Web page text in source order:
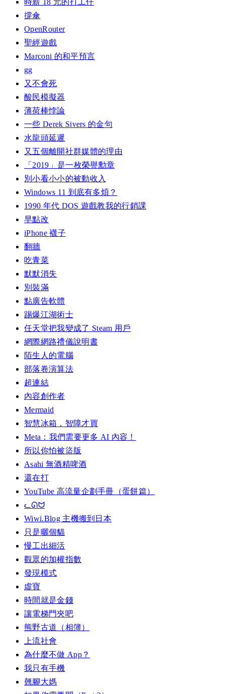
時薪 18 元的打工仔
撐傘
OpenRouter
聖經遊戲
Marconi 的和平預言
gg
又不會死
酸民模擬器
薄荷棒悖論
一些 Derek Sivers 的金句
水龍頭延遲
又五個離開社群媒體的理由
「2019」是一枚榮譽勳章
別小看小小的被動收入
Windows 11 到底有多煩？
1990 年代 DOS 遊戲教我的行銷課
早點改
iPhone 襪子
翻牆
吃青菜
默默消失
別裝滿
點廣告軟體
踢爆江湖術士
任天堂把我變成了 Steam 用戶
網際網路禮儀說明書
陌生人的電腦
部落卷演算法
超連結
內容創作者
Mermaid
智慧冰箱，智障才買
Meta：我們需要更多 AI 內容！
所以你怕被盜版
Asahi 無酒精啤酒
還在打
YouTube 高流量企劃手冊（蛋餅篇）
ᓚᘏᗢ
Wiwi.Blog 主機搬到日本
只是曬個貓
慢工出細活
觀眾的加權指數
發現模式
虛寶
時間就是金錢
讓電梯門夾吧
熊野古道（相簿）
上流社會
為什麼不做 App？
我只有手機
翹腳大媽